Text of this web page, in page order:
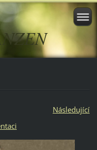
Následující